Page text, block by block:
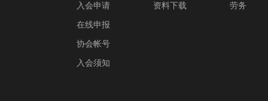
入会申请
在线申报
协会帐号
入会须知
资料下载
劳务